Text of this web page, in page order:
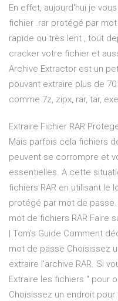
En effet, aujourd'hui je
fichier .rar protégé par
rapide ou très lent , tout
cracker votre fichier et
Archive Extractor est un
pouvant extraire plus de
comme 7z, zipx, rar, tar,
Extraire Fichier RAR
Mais parfois cela fichiers
peuvent se corrompre et
essentielles. A cette
fichiers RAR en utilisant le
protégé par mot de
mot de fichiers RAR Faire
| Tom's Guide Comment
mot de passe Choisissez
extraire l'archive RAR. Si
Extraire les fichiers " pour
Choisissez un endroit pour